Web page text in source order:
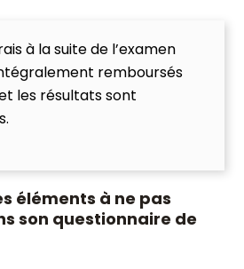
à la suite de l’examen
remboursés
les résultats sont
éléments à ne pas
son questionnaire de